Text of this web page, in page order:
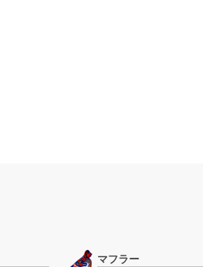
マフラー